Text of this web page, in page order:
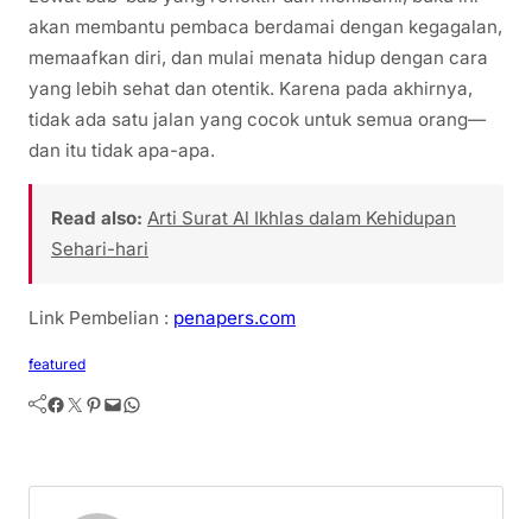
akan membantu pembaca berdamai dengan kegagalan,
memaafkan diri, dan mulai menata hidup dengan cara
yang lebih sehat dan otentik. Karena pada akhirnya,
tidak ada satu jalan yang cocok untuk semua orang—
dan itu tidak apa-apa.
Read also: Arti Surat Al Ikhlas dalam Kehidupan
Sehari-hari
Link Pembelian : penapers.com
featured
Facebook Twitter Pinterest Mail WhatsApp